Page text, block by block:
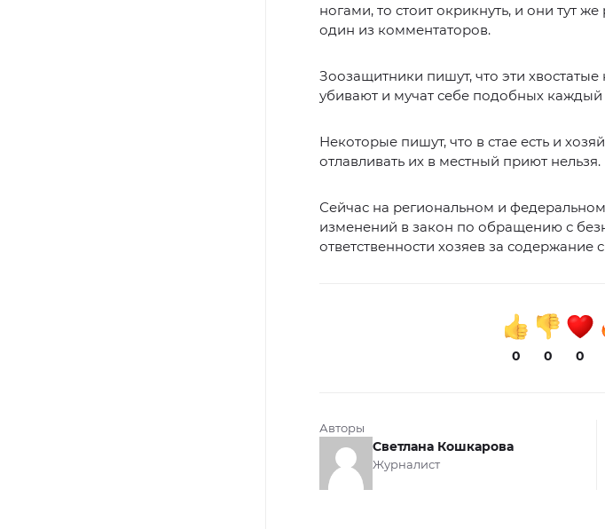
ногами, то стоит окрикнуть, и они тут
один из комментаторов.
Зоозащитники пишут, что эти
убивают и мучат себе подобных каждый
Некоторые пишут, что в стае есть и
отлавливать их в местный приют нельзя.
Сейчас на региональном и
изменений в закон по обращению с
ответственности хозяев за содержание
0 0 0
Авторы
Светлана Кошкарова
Журналист